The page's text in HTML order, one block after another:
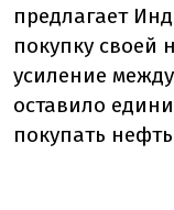
предлагает
покупку своей
усиление
оставило
покупать